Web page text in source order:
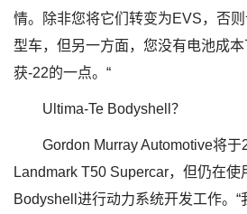
情。除非您将它们转变为EVS，否
型车，但另一方面，您没有电池成
获-22的一点。“
Ultima-Te Bodyshell？
Gordon Murray Automotive将
Landmark T50 Supercar，但仍在使
Bodyshell进行动力系统开发工作。“